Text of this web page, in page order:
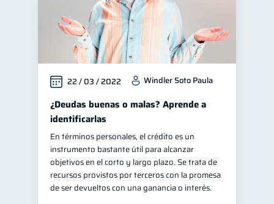
22 / 03 / 2022 Windler Soto Paula
¿Deudas buenas o malas? Aprende a
identificarlas
En términos personales, el crédito es un
instrumento bastante útil para alcanzar
objetivos en el corto y largo plazo. Se trata de
recursos provistos por terceros con la promesa
de ser devueltos con una ganancia o interés.